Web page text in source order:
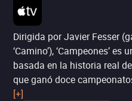
Dirigida por Javier Fesser
‘Camino’), ‘Campeones’
basada en la historia real
que ganó doce
controversial por su
[+]